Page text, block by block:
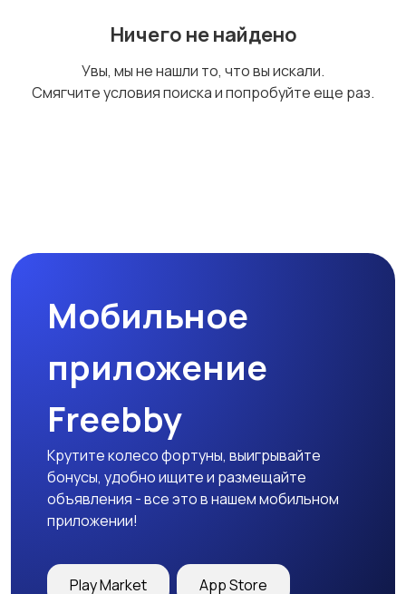
Тренажеры и фитнес Спортивное питание
Другое
Ничего не найдено
Увы, мы не нашли то, что вы искали.
Смягчите условия поиска и попробуйте еще раз.
Мобильное
приложение
Freebby
Крутите колесо фортуны, выигрывайте
бонусы, удобно ищите и размещайте
объявления - все это в нашем мобильном
приложении!
Play Market App Store